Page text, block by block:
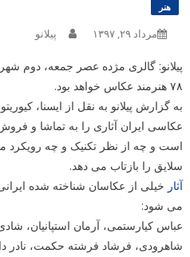
هنر
مرداد ۲۹, ۱۳۹۷ پیلانو
پیلانو: گالری مژده عصر جمعه، دوم
۷۸ هنرمند عکاس خواهد بود.
به گزارش پیلانو به نقل از ایسنا،
عکاسی ایران آثاری را به تماشا و
است و چه از نظر تکنیک و چه رویکرد
سلایق را بازتاب می دهد.
آثار خیلی از عکاسان شناخته شده
می شود:
عباس کیارستمی، آرمان استپانیان،
شاهرودی، فرشاد فرشته حکمت، نادر